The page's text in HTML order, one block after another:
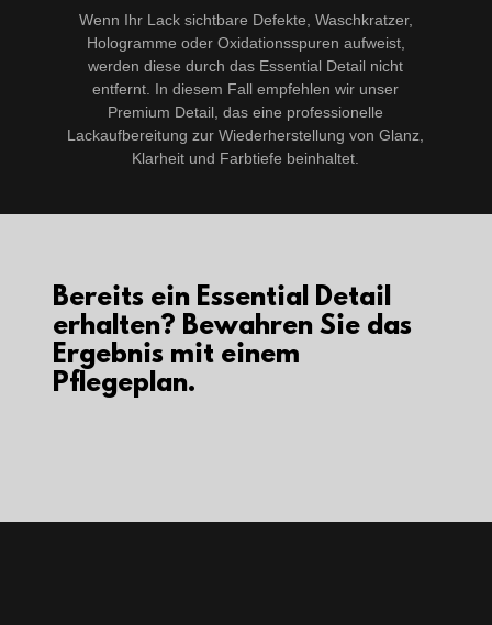
Wenn Ihr Lack sichtbare Defekte, Waschkratzer,
Hologramme oder Oxidationsspuren aufweist,
werden diese durch das Essential Detail nicht
entfernt. In diesem Fall empfehlen wir unser
Premium Detail, das eine professionelle
Lackaufbereitung zur Wiederherstellung von Glanz,
Klarheit und Farbtiefe beinhaltet.
Bereits ein Essential Detail
erhalten? Bewahren Sie das
Ergebnis mit einem
Pflegeplan.